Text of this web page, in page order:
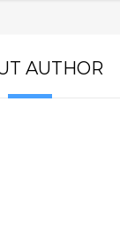
AUTHOR